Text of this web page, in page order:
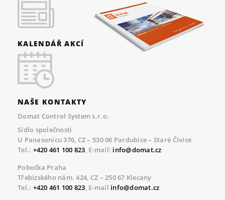
KALENDÁŘ AKCÍ
NAŠE KONTAKTY
Domat Control System s.r.o.
Sídlo společnosti
U Panasonicu 376, CZ – 530 06 Pardubice – Staré Čívice
Tel.: +420 461 100 823, E-mail: info@domat.cz
Pobočka Praha
Třebízského nám. 424, CZ – 250 67 Klecany
Tel.: +420 461 100 823, E-mail info@domat.cz